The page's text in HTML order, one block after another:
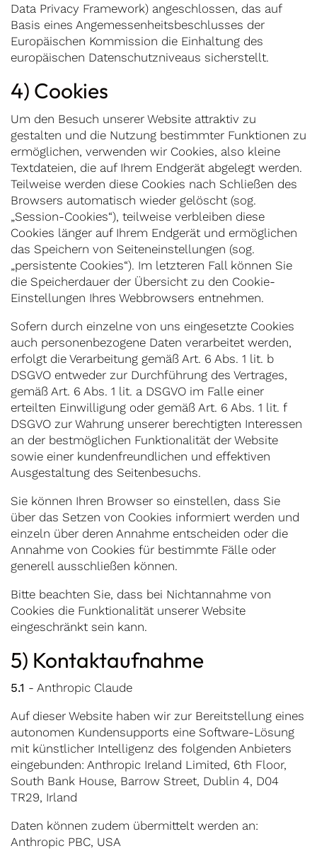
Data Privacy Framework) angeschlossen, das auf
Basis eines Angemessenheitsbeschlusses der
Europäischen Kommission die Einhaltung des
europäischen Datenschutzniveaus sicherstellt.
4) Cookies
Um den Besuch unserer Website attraktiv zu
gestalten und die Nutzung bestimmter Funktionen zu
ermöglichen, verwenden wir Cookies, also kleine
Textdateien, die auf Ihrem Endgerät abgelegt werden.
Teilweise werden diese Cookies nach Schließen des
Browsers automatisch wieder gelöscht (sog.
„Session-Cookies“), teilweise verbleiben diese
Cookies länger auf Ihrem Endgerät und ermöglichen
das Speichern von Seiteneinstellungen (sog.
„persistente Cookies“). Im letzteren Fall können Sie
die Speicherdauer der Übersicht zu den Cookie-
Einstellungen Ihres Webbrowsers entnehmen.
Sofern durch einzelne von uns eingesetzte Cookies
auch personenbezogene Daten verarbeitet werden,
erfolgt die Verarbeitung gemäß Art. 6 Abs. 1 lit. b
DSGVO entweder zur Durchführung des Vertrages,
gemäß Art. 6 Abs. 1 lit. a DSGVO im Falle einer
erteilten Einwilligung oder gemäß Art. 6 Abs. 1 lit. f
DSGVO zur Wahrung unserer berechtigten Interessen
an der bestmöglichen Funktionalität der Website
sowie einer kundenfreundlichen und effektiven
Ausgestaltung des Seitenbesuchs.
Sie können Ihren Browser so einstellen, dass Sie
über das Setzen von Cookies informiert werden und
einzeln über deren Annahme entscheiden oder die
Annahme von Cookies für bestimmte Fälle oder
generell ausschließen können.
Bitte beachten Sie, dass bei Nichtannahme von
Cookies die Funktionalität unserer Website
eingeschränkt sein kann.
5) Kontaktaufnahme
5.1 - Anthropic Claude
Auf dieser Website haben wir zur Bereitstellung eines
autonomen Kundensupports eine Software-Lösung
mit künstlicher Intelligenz des folgenden Anbieters
eingebunden: Anthropic Ireland Limited, 6th Floor,
South Bank House, Barrow Street, Dublin 4, D04
TR29, Irland
Daten können zudem übermittelt werden an:
Anthropic PBC, USA